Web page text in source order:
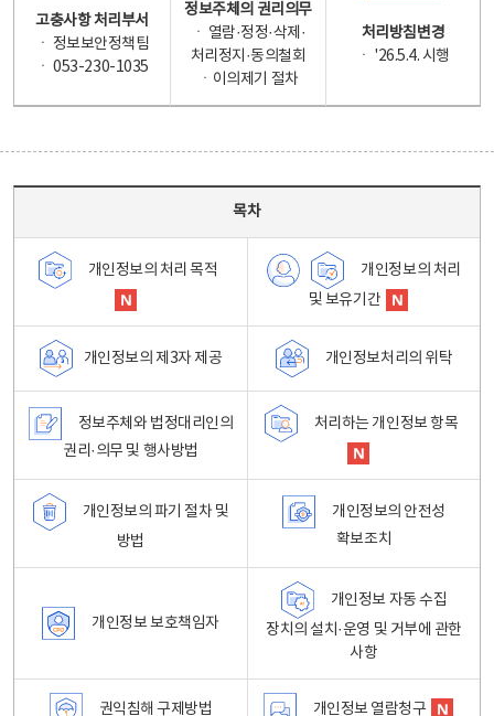
고충사항 처리부서
ㆍ 정보보안정책팀
ㆍ 053-230-1035
정보주체의 권리의무
ㆍ 열람·정정·삭제·
처리정지·동의철회
ㆍ이의제기 절차
처리방침변경
ㆍ '26.5.4. 시행
목차
개인정보의 처리 목적
개인정보의 처리
및 보유기간
개인정보의 제3자 제공 개인정보처리의 위탁
정보주체와 법정대리인의
권리·의무 및 행사방법
처리하는 개인정보 항목
개인정보의 파기 절차 및
방법
개인정보의 안전성
확보조치
개인정보 보호책임자
개인정보 자동 수집
장치의 설치·운영 및 거부에 관한
사항
권익침해 구제방법 개인정보 열람청구